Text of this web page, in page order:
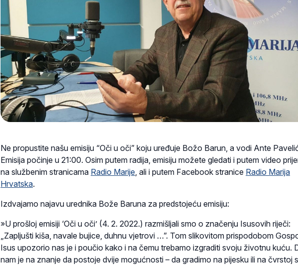
Ne propustite našu emisiju “Oči u oči” koju uređuje Božo Barun, a vodi Ante
Emisija počinje u 21:00. Osim putem radija, emisiju možete gledati i putem video
na službenim stranicama Radio Marije , ali i putem Facebook stranice Radio Marija
Hrvatska.
Izdvajamo najavu urednika Bože Baruna za predstojeću emisiju:
»U prošloj emisiji ‘Oči u oči’ (4. 2. 2022.) razmišljali smo o značenju Isusovih riječi:
„Zapljušti kiša, navale bujice, duhnu vjetrovi …”. Tom slikovitom prispodobom
Isus upozorio nas je i poučio kako i na čemu trebamo izgraditi svoju životnu kuću.
nam je na znanje da postoje dvije mogućnosti – da gradimo na pijesku ili na čvrstoj